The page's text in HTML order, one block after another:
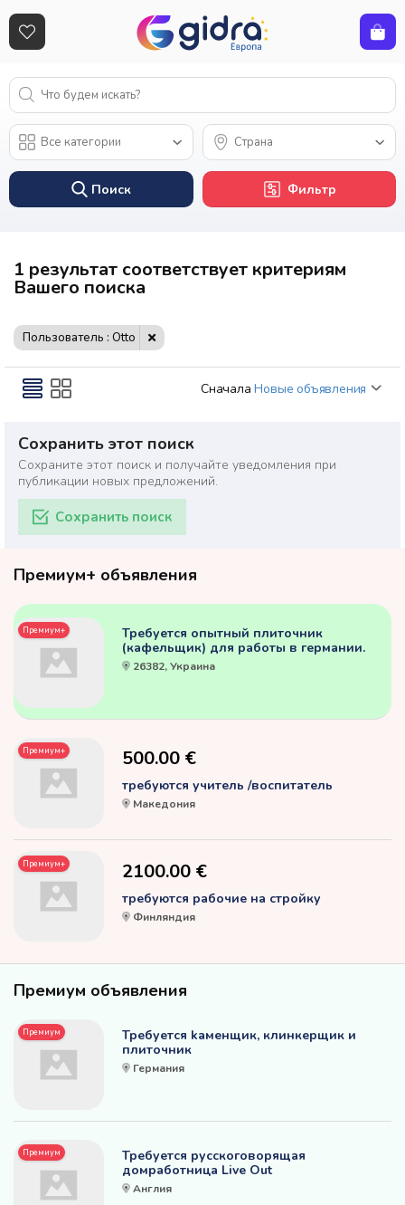
Поиск Фильтр
1 результат соответствует критериям
Вашего поиска
Пользователь : Otto
Сначала Новые объявления
Сохранить этот поиск
Сохраните этот поиск и получайте уведомления при
публикации новых предложений.
Сохранить поиск
Премиум+ объявления
Премиум+
Требуется опытный плиточник
(кафельщик) для работы в германии.
26382, Украина
Премиум+ 500.00 €
требуются учитель /воспитатель
Македония
Премиум+ 2100.00 €
требуются рабочие на стройку
Финляндия
Премиум объявления
Премиум
Требуется kаменщик, клинкерщик и
плиточник
Германия
Премиум
Требуется русскоговорящая
домработница Live Out
Англия